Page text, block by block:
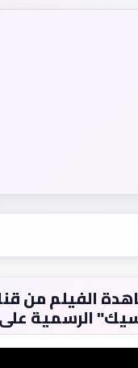
الرسمية